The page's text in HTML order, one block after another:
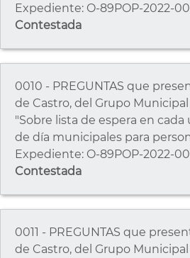
Expediente: O-89POP-2022-
Contestada
0010 - PREGUNTAS que
de Castro, del Grupo
"Sobre lista de espera en
de día municipales para
Expediente: O-89POP-2022-
Contestada
0011 - PREGUNTAS que
de Castro, del Grupo